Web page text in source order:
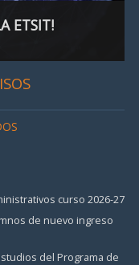
ETSIT!
curso 2026-27
de nuevo ingreso
del Programa de